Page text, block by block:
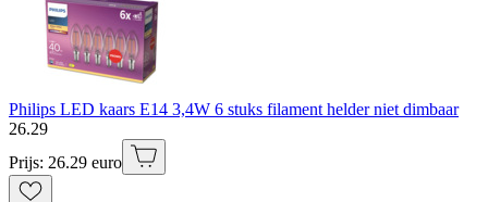
Philips LED kaars E14 3,4W 6 stuks filament helder niet dimbaar
26.29
Prijs: 26.29 euro